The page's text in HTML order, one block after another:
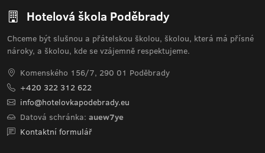
Hotelová škola Poděbrady
Chceme být slušnou a přátelskou školou, školou, která má přísné
nároky, a školou, kde se vzájemně respektujeme.
Komenského 156/7, 290 01 Poděbrady
+420 322 312 622
info@hotelovkapodebrady.eu
Datová schránka: auew7ye
Kontaktní formulář